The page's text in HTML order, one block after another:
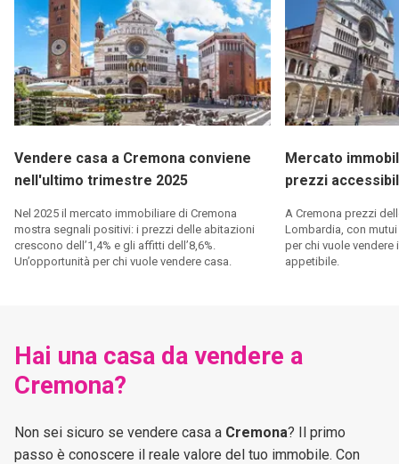
Vendere casa a Cremona conviene
nell'ultimo trimestre 2025
Nel 2025 il mercato immobiliare di Cremona
mostra segnali positivi: i prezzi delle abitazioni
crescono dell’1,4% e gli affitti dell’8,6%.
Un’opportunità per chi vuole vendere casa.
Mercato
prezzi
A Cremona prezzi
Lombardia, con mutui
per chi vuole vendere
appetibile.
Hai una casa da vendere a
Cremona?
Non sei sicuro se vendere casa a Cremona? Il primo
passo è conoscere il reale valore del tuo immobile. Con